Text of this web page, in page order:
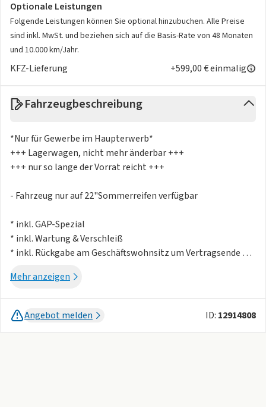
Optionale Leistungen
Folgende Leistungen können Sie optional hinzubuchen. Alle Preise
sind inkl. MwSt. und beziehen sich auf die Basis-Rate von 48 Monaten
und 10.000 km/Jahr.
KFZ-Lieferung +599,00 € einmalig
Fahrzeugbeschreibung
*Nur für Gewerbe im Haupterwerb*
+++ Lagerwagen, nicht mehr änderbar +++
+++ nur so lange der Vorrat reicht +++
- Fahrzeug nur auf 22"Sommerreifen verfügbar
* inkl. GAP-Spezial
* inkl. Wartung & Verschleiß
* inkl. Rückgabe am Geschäftswohnsitz um Vertragsende
* inkl. Anhängerkupplung
* inkl. Luftfahrwerk
* inkl. Premium-Paket (u.a. mit Bowers & Wilkins,
Mehr anzeigen
Angebot melden ID: 12914808